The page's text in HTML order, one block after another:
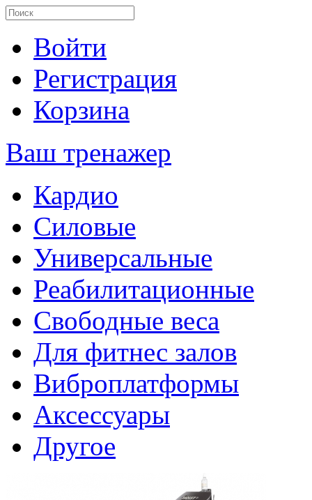
Войти
Регистрация
Корзина
Ваш тренажер
Кардио
Силовые
Универсальные
Реабилитационные
Свободные веса
Для фитнес залов
Виброплатформы
Аксессуары
Другое